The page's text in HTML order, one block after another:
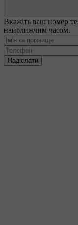
Вкажіть ваш номер
найближчим часом.
Надіслати